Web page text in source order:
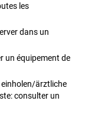
les
dans un
un équipement de
einholen/ärztliche
consulter un